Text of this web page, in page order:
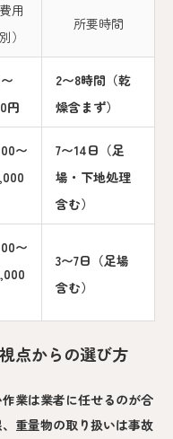
用
）
所要時間
円
2〜8時間（乾
燥含まず）
〜
7〜14日（足
場・下地処理
含む）
〜
3〜7日（足場
含む）
点からの選び方
業は業者に任せるのが合
重量物の取り扱いは事故